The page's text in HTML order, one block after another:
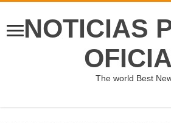
NOTICIAS
The world Best